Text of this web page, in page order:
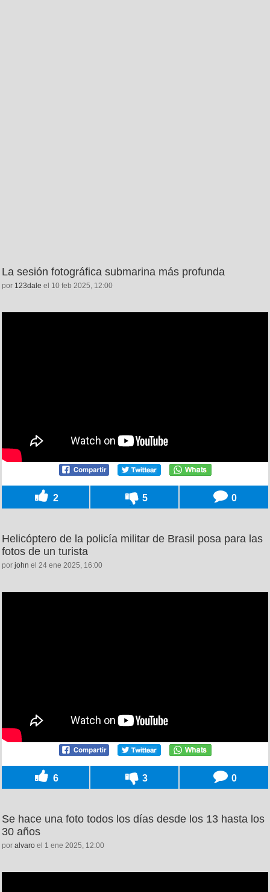
La sesión fotográfica submarina más profunda
por 123dale el 10 feb 2025, 12:00
2 5 0
Helicóptero de la policía militar de Brasil posa para las
fotos de un turista
por john el 24 ene 2025, 16:00
6 3 0
Se hace una foto todos los días desde los 13 hasta los
30 años
por alvaro el 1 ene 2025, 12:00